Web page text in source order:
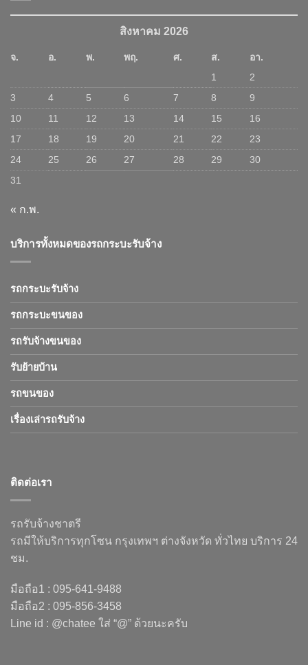
สิงหาคม 2026
จ. อ. พ. พฤ. ศ. ส.
อา.
1
2
3
4 5 6 7 8
9
10
11 12 13 14 15
16
17
18 19 20 21 22
23
24
25 26 27 28 29
30
31
« ก.พ.
บริการทั้งหมดของรถกระบะรับจ้าง
รถกระบะรับจ้าง
รถกระบะขนของ
รถรับจ้างขนของ
รับย้ายบ้าน
รถขนของ
เรื่องเล่ารถรับจ้าง
ติดต่อเรา
รถรับจ้างชาตรี
รถมีให้บริการทุกโซน กรุงเทพฯ ต่างจังหวัด ทั่วไทย บริการ 24
ชม.
มือถือ1 : 095-641-9488
มือถือ2 : 095-856-3458
Line id : @chatee ใส่ “@” ด้วยนะครับ